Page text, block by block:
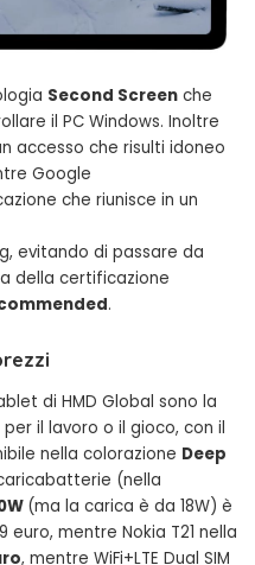
Second Screen che
il PC Windows. Inoltre
accesso che risulti idoneo
Google
che riunisce in un
evitando di passare da
della certificazione
.
di HMD Global sono la
il lavoro o il gioco, con il
nella colorazione Deep
(nella
(ma la carica è da 18W) è
mentre Nokia T21 nella
, mentre WiFi+LTE Dual SIM